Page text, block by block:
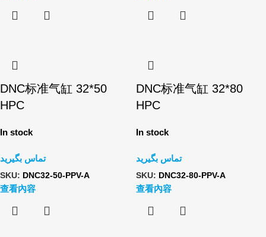
DNC标准气缸 32*50
HPC
In stock
تماس بگیرید
SKU: DNC32-50-PPV-A
查看內容
DNC标准气缸 32*80
HPC
In stock
تماس بگیرید
SKU: DNC32-80-PPV-A
查看內容